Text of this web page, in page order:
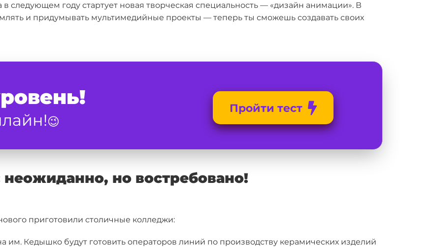
следующем году стартует новая творческая специальность — «дизайн анимации». В
и придумывать мультимедийные проекты — теперь ты сможешь создавать своих
😉
Пройти тест
но востребовано!
приготовили столичные колледжи:
им. Кедышко будут готовить операторов линий по производству керамических изделий